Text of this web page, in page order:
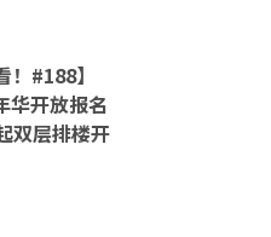
！#188】
开放报名
双层排楼开